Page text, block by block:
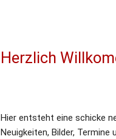
Herzlich
Hier entsteht eine schicke
Neuigkeiten, Bilder,